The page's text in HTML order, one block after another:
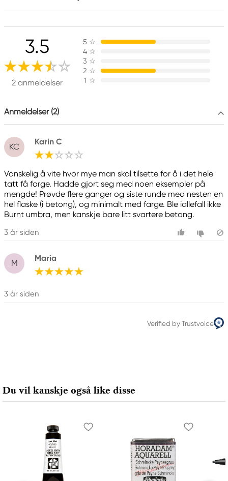
Ansvarlig EU
Schmincke
H. Schmincke & Co. GmbH & Co. KG
Otto-Hahn-Str. 2
40699 Erkrath, Germany
3.5
2 anmeldelser
5 ☆
4 ☆
3 ☆
2 ☆
1 ☆
Anmeldelser (2)
KC
Karin C
Vanskelig å vite hvor mye man skal tilsette for å i det hele
tatt få farge. Hadde gjort seg med noen eksempler på
mengde! Prøvde flere ganger og siste runde med nesten en
hel flaske (i betong), og minimalt med farge. Ble iallefall ikke
Burnt umbra, men kanskje bare litt svartere betong.
3 år siden
M
Maria
3 år siden
Verified by Trustvoice
Du vil kanskje også like disse